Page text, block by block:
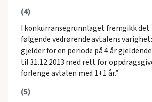
(4)
I konkurransegrunnlaget fremgikk det
følgende vedrørende avtalens
gjelder for en periode på 4 år gjeldende
til 31.12.2013 med rett for
forlenge avtalen med 1+1 år.”
(5)